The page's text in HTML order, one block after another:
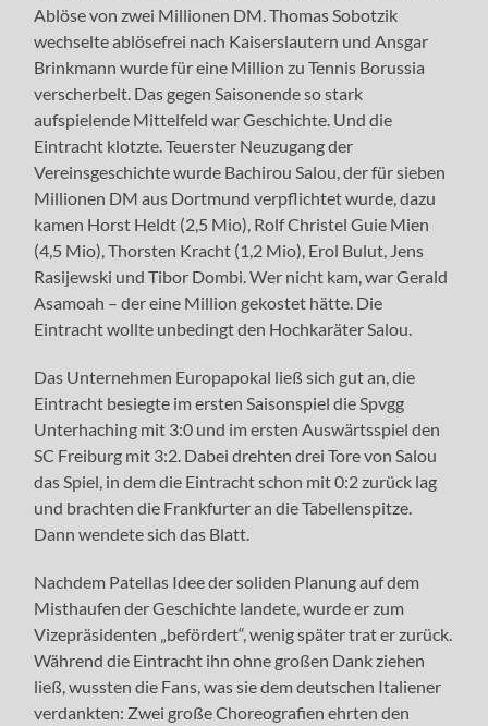
Ablöse von zwei Millionen DM. Thomas Sobotzik
wechselte ablösefrei nach Kaiserslautern und Ansgar
Brinkmann wurde für eine Million zu Tennis Borussia
verscherbelt. Das gegen Saisonende so stark
aufspielende Mittelfeld war Geschichte. Und die
Eintracht klotzte. Teuerster Neuzugang der
Vereinsgeschichte wurde Bachirou Salou, der für sieben
Millionen DM aus Dortmund verpflichtet wurde, dazu
kamen Horst Heldt (2,5 Mio), Rolf Christel Guie Mien
(4,5 Mio), Thorsten Kracht (1,2 Mio), Erol Bulut, Jens
Rasijewski und Tibor Dombi. Wer nicht kam, war Gerald
Asamoah – der eine Million gekostet hätte. Die
Eintracht wollte unbedingt den Hochkaräter Salou.
Das Unternehmen Europapokal ließ sich gut an, die
Eintracht besiegte im ersten Saisonspiel die Spvgg
Unterhaching mit 3:0 und im ersten Auswärtsspiel den
SC Freiburg mit 3:2. Dabei drehten drei Tore von Salou
das Spiel, in dem die Eintracht schon mit 0:2 zurück lag
und brachten die Frankfurter an die Tabellenspitze.
Dann wendete sich das Blatt.
Nachdem Patellas Idee der soliden Planung auf dem
Misthaufen der Geschichte landete, wurde er zum
Vizepräsidenten „befördert“, wenig später trat er zurück.
Während die Eintracht ihn ohne großen Dank ziehen
ließ, wussten die Fans, was sie dem deutschen Italiener
verdankten: Zwei große Choreografien ehrten den